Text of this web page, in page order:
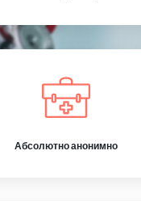
Абсолютно анонимно